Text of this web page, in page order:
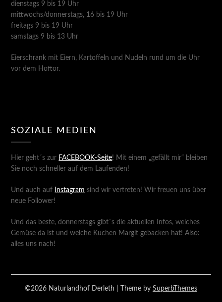
dienstags 9 bis 19 Uhr
mittwochs/donnerstags, 16 bis 19 Uhr
freitags 9 bis 19 Uhr
samstags 9 bis 13 Uhr
Eierschrank mit Eiern, Kartoffeln und Nudeln rund um die Uhr
vor dem Hoftor.
SOZIALE MEDIEN
Hier geht´s zur FACEBOOK-Seite! Mit einem „gefällt mir“ bleiben
Sie noch schneller auf dem Laufenden!
Und auch auf Instagram sind wir vertreten! Wir freuen uns über
neue Follower!
Und das beste, donnerstags gibt´s die aktuellen Infos, welches
Gemüse da ist und welche Kuchen Margit gebacken hat! Also:
alles uns nach!
©2026 Naturlandhof Derleth | Theme by SuperbThemes